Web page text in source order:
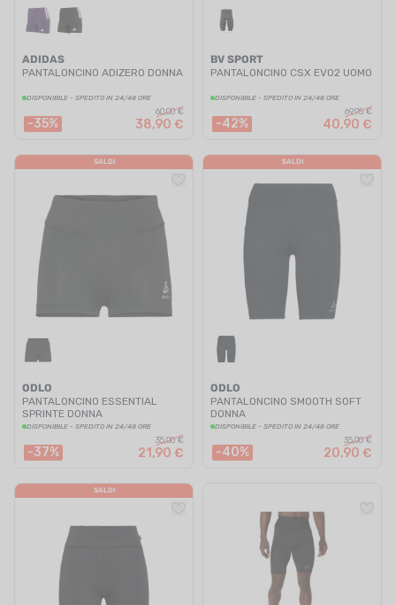
ADIDAS
PANTALONCINO ADIZERO DONNA
DISPONIBILE - SPEDITO IN 24/48 ORE
-35%
60,00 €
38,90 €
BV SPORT
PANTALONCINO CSX EVO2 UOMO
DISPONIBILE - SPEDITO IN 24/48 ORE
-42%
69,95 €
40,90 €
SALDI
ODLO
PANTALONCINO ESSENTIAL
SPRINTE DONNA
DISPONIBILE - SPEDITO IN 24/48 ORE
-37%
35,00 €
21,90 €
SALDI
ODLO
PANTALONCINO SMOOTH SOFT
DONNA
DISPONIBILE - SPEDITO IN 24/48 ORE
-40%
35,00 €
20,90 €
SALDI